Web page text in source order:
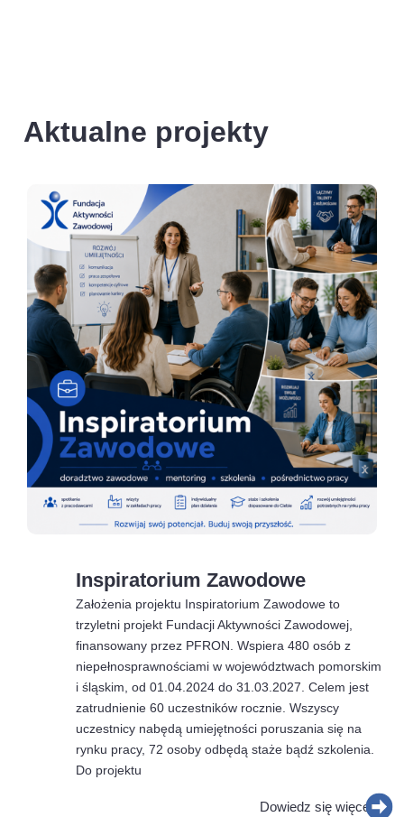
Aktualne projekty
Inspiratorium Zawodowe
Założenia projektu Inspiratorium Zawodowe to
trzyletni projekt Fundacji Aktywności Zawodowej,
finansowany przez PFRON. Wspiera 480 osób z
niepełnosprawnościami w województwach pomorskim
i śląskim, od 01.04.2024 do 31.03.2027. Celem jest
zatrudnienie 60 uczestników rocznie. Wszyscy
uczestnicy nabędą umiejętności poruszania się na
rynku pracy, 72 osoby odbędą staże bądź szkolenia.
Do projektu
Dowiedz się więcej